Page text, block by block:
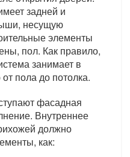
задней и
несущую
элементы
пол. Как правило,
занимает в
пола до потолка.
фасадная
Внутреннее
должно
как: